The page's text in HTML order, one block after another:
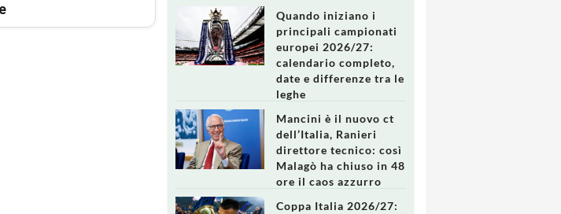
Quando iniziano i
principali campionati
europei 2026/27:
calendario completo,
date e differenze tra le
leghe
Mancini è il nuovo ct
dell’Italia, Ranieri
direttore tecnico: così
Malagò ha chiuso in 48
ore il caos azzurro
Coppa Italia 2026/27: